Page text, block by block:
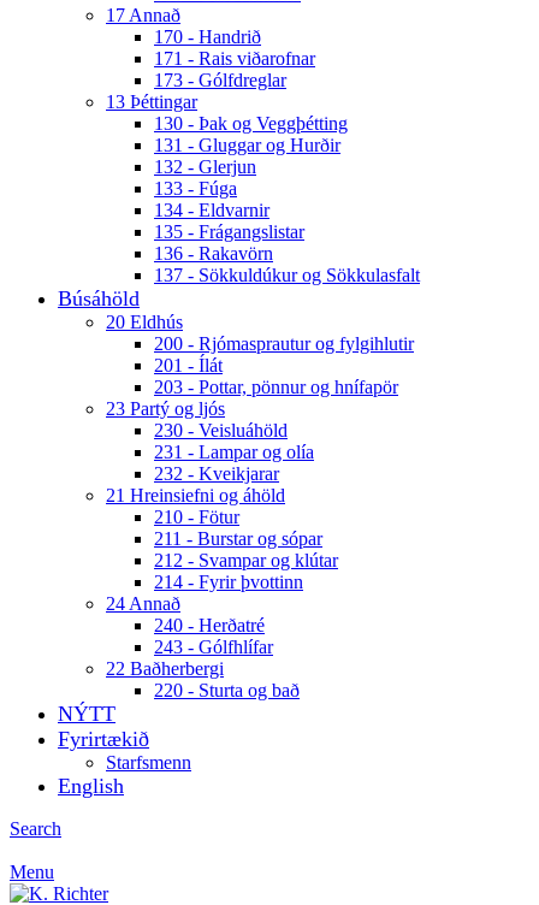
17 Annað
170 - Handrið
171 - Rais viðarofnar
173 - Gólfdreglar
13 Þéttingar
130 - Þak og Veggþétting
131 - Gluggar og Hurðir
132 - Glerjun
133 - Fúga
134 - Eldvarnir
135 - Frágangslistar
136 - Rakavörn
137 - Sökkuldúkur og Sökkulasfalt
Búsáhöld
20 Eldhús
200 - Rjómasprautur og fylgihlutir
201 - Ílát
203 - Pottar, pönnur og hnífapör
23 Partý og ljós
230 - Veisluáhöld
231 - Lampar og olía
232 - Kveikjarar
21 Hreinsiefni og áhöld
210 - Fötur
211 - Burstar og sópar
212 - Svampar og klútar
214 - Fyrir þvottinn
24 Annað
240 - Herðatré
243 - Gólfhlífar
22 Baðherbergi
220 - Sturta og bað
NÝTT
Fyrirtækið
Starfsmenn
English
Search
Menu